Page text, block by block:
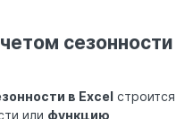
сезонности
в Excel строится
или функцию